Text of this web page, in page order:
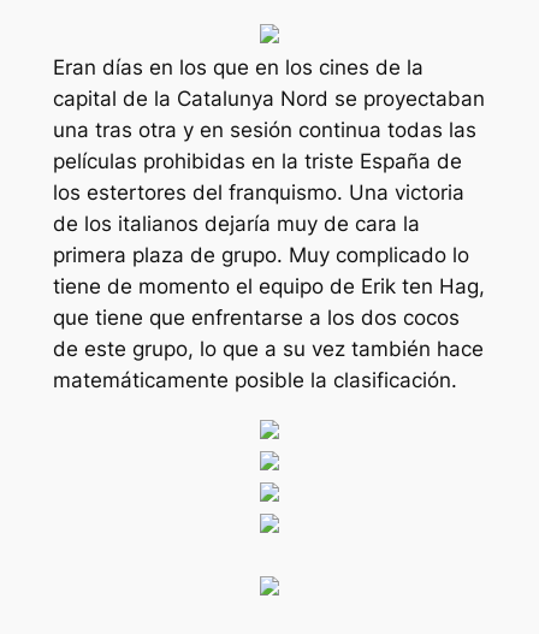
Eran días en los que en los cines de la
capital de la Catalunya Nord se proyectaban
una tras otra y en sesión continua todas las
películas prohibidas en la triste España de
los estertores del franquismo. Una victoria
de los italianos dejaría muy de cara la
primera plaza de grupo. Muy complicado lo
tiene de momento el equipo de Erik ten Hag,
que tiene que enfrentarse a los dos cocos
de este grupo, lo que a su vez también hace
matemáticamente posible la clasificación.